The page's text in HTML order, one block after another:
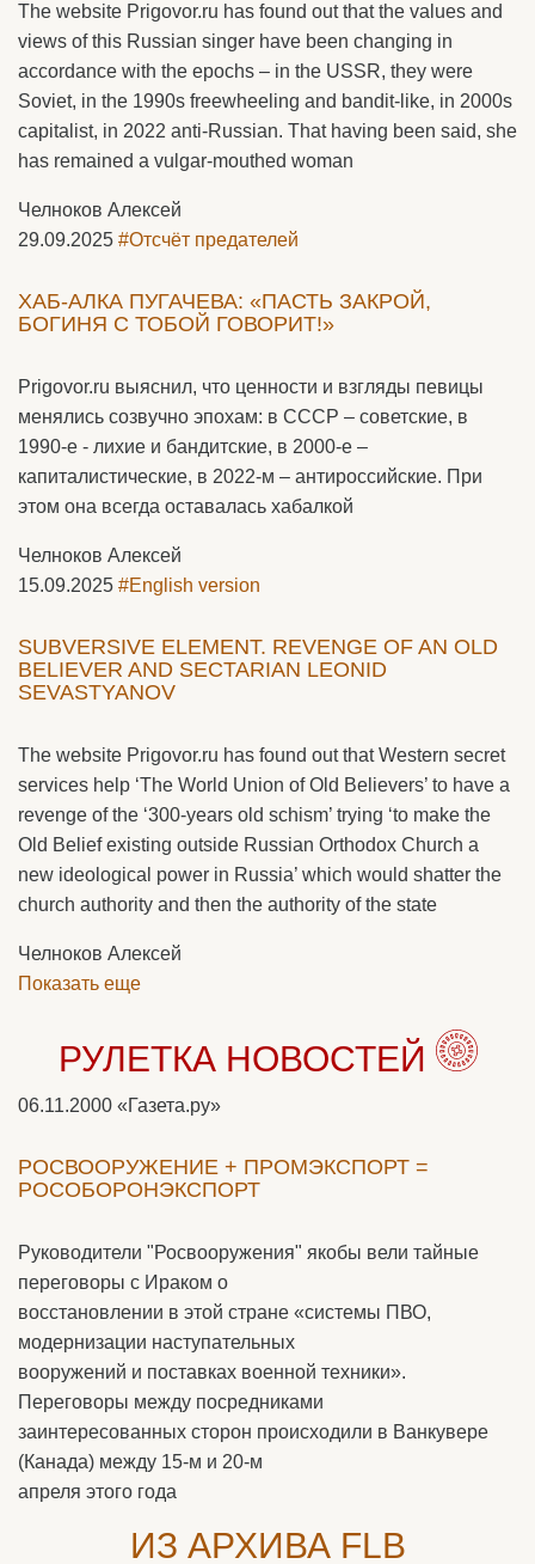
The website Prigovor.ru has found out that the values and
views of this Russian singer have been changing in
accordance with the epochs – in the USSR, they were
Soviet, in the 1990s freewheeling and bandit-like, in 2000s
capitalist, in 2022 anti-Russian. That having been said, she
has remained a vulgar-mouthed woman
Челноков Алексей
29.09.2025 #Отсчёт предателей
ХАБ-АЛКА ПУГАЧЕВА: «ПАСТЬ ЗАКРОЙ,
БОГИНЯ С ТОБОЙ ГОВОРИТ!»
Prigovor.ru выяснил, что ценности и взгляды певицы
менялись созвучно эпохам: в СССР – советские, в
1990-е - лихие и бандитские, в 2000-е –
капиталистические, в 2022-м – антироссийские. При
этом она всегда оставалась хабалкой
Челноков Алексей
15.09.2025 #English version
SUBVERSIVE ELEMENT. REVENGE OF AN OLD
BELIEVER AND SECTARIAN LEONID
SEVASTYANOV
The website Prigovor.ru has found out that Western secret
services help ‘The World Union of Old Believers’ to have a
revenge of the ‘300-years old schism’ trying ‘to make the
Old Belief existing outside Russian Orthodox Church a
new ideological power in Russia’ which would shatter the
church authority and then the authority of the state
Челноков Алексей
Показать еще
РУЛЕТКА НОВОСТЕЙ
06.11.2000 «Газета.ру»
РОСВООРУЖЕНИЕ + ПРОМЭКСПОРТ =
РОСОБОРОНЭКСПОРТ
Руководители "Росвооружения" якобы вели тайные
переговоры с Ираком о
восстановлении в этой стране «системы ПВО,
модернизации наступательных
вооружений и поставках военной техники».
Переговоры между посредниками
заинтересованных сторон происходили в Ванкувере
(Канада) между 15-м и 20-м
апреля этого года
ИЗ АРХИВА FLB